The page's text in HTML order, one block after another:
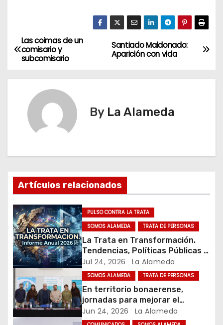
N
a
c
i
ó
n
d
e
e
n
Santiado Maldonado:
Aparición con vida
Las coimas de un
comisario y
subcomisario
By La Alameda
Artículos relacionados
PULSO CONTRA LA TRATA
SOMOS ALAMEDA
TRATA DE PERSONAS
La Trata en Transformación.
Tendencias, Políticas Públicas y
Nuevos Desafíos. Argentina y el
Mundo – Julio 2026
Jul 24, 2026 La Alameda
SOMOS ALAMEDA TRATA DE PERSONAS
En territorio bonaerense,
jornadas para mejorar el
cuidado en comunidad
Jun 24, 2026 La Alameda